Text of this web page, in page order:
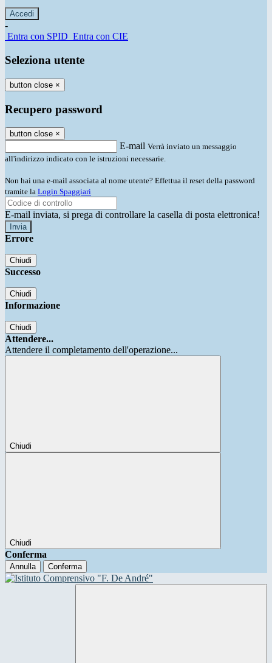
-
Entra con SPID Entra con CIE
Seleziona utente
button close ×
Recupero password
button close ×
E-mail Verrà inviato un messaggio
all'indirizzo indicato con le istruzioni necessarie.
Non hai una e-mail associata al nome utente? Effettua il reset della password
tramite la Login Spaggiari
E-mail inviata, si prega di controllare la casella di posta elettronica!
Errore
Chiudi
Successo
Chiudi
Informazione
Chiudi
Attendere...
Attendere il completamento dell'operazione...
Chiudi
Chiudi
Conferma
Annulla Conferma